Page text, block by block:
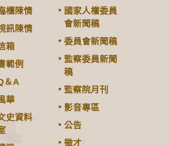
櫃陳情
訊陳情
箱
範例
＆A
華
史資料
國家人權委員
會新聞稿
委員會新聞稿
監察委員新聞
稿
監察院月刊
影音專區
公告
徵才